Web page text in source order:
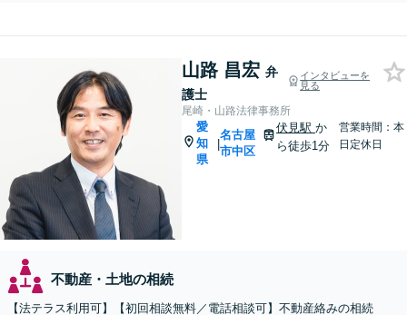
山路 昌宏 弁
護士
インタビューを
見る
尾崎・山路法律事務所
愛
知
県
|
名古屋
市中区
伏見駅 か
ら徒歩1分
営業時間：本
日定休日
不動産・土地の相続
【法テラス利用可】【初回相談無料／電話相談可】不動産絡みの相続